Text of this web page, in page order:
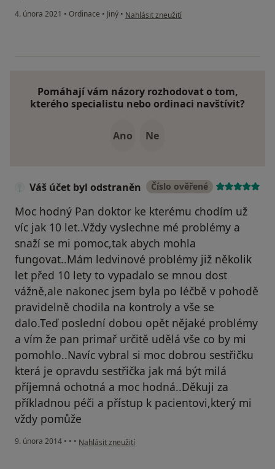
4. února 2021 • Ordinace • Jiný • podle názoru uživatele Yveta S.
Nahlásit zneužití
Pomáhají vám názory rozhodovat o tom,
kterého specialistu nebo ordinaci navštívit?
Ano Ne
Váš účet byl odstraněn Číslo ověřené
Moc hodný Pan doktor ke kterému chodím už
víc jak 10 let..Vždy vyslechne mé problémy a
snaží se mi pomoc,tak abych mohla
fungovat..Mám ledvinové problémy již několik
let před 10 lety to vypadalo se mnou dost
vážně,ale nakonec jsem byla po léčbě v pohodě
pravidelně chodila na kontroly a vše se
dalo.Teď poslední dobou opět nějaké problémy
a vím že pan primař určitě udělá vše co by mi
pomohlo..Navíc vybral si moc dobrou sestřičku
která je opravdu sestřička jak má být milá
příjemná ochotná a moc hodná..Děkuji za
příkladnou péči a přístup k pacientovi,který mi
vždy pomůže
9. února 2014 • • • podle názoru uživatele Váš účet byl odstraněn
Nahlásit zneužití